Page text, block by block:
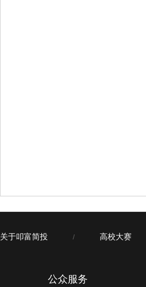
关于叩富简投 / 高校大赛
公众服务